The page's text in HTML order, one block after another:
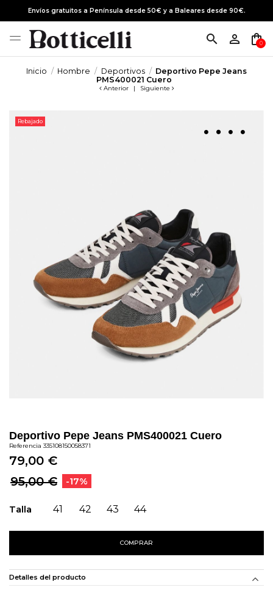
Envíos gratuitos a Península desde 50€ y a Baleares desde 90€.
search person_outline shopping_bag
0
Inicio Hombre Deportivos
Deportivo Pepe Jeans
PMS400021 Cuero
Anterior | Siguiente
Rebajado
Deportivo Pepe Jeans PMS400021 Cuero
Referencia 335108150058371
79,00 €
95,00 €
-17%
Talla 41 42 43 44
COMPRAR
Detalles del producto